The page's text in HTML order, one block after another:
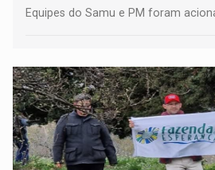
Equipes do Samu e PM foram